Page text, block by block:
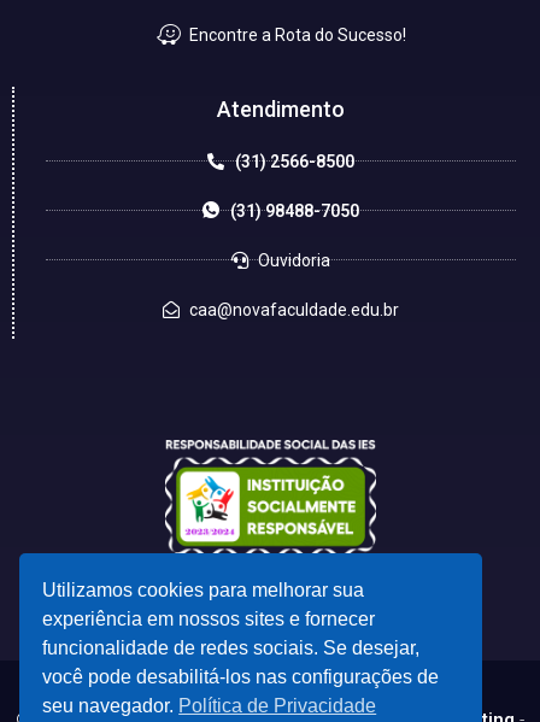
Encontre a Rota do Sucesso!
Atendimento
(31) 2566-8500
(31) 98488-7050
Ouvidoria
caa@novafaculdade.edu.br
Utilizamos cookies para melhorar sua
experiência em nossos sites e fornecer
funcionalidade de redes sociais. Se desejar,
você pode desabilitá-los nas configurações de
seu navegador. Política de Privacidade